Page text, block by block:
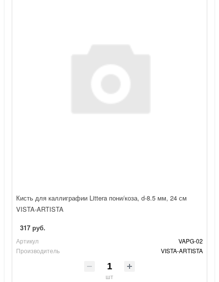
Кисть для каллиграфии Littera пони/коза, d-8.5 мм, 24 см
VISTA-ARTISTA
317 руб.
Артикул
VAPG-02
Производитель
VISTA-ARTISTA
шт